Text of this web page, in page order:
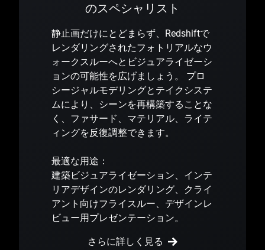
のスペシャリスト
静止画だけにとどまらず、Redshiftで
レンダリングされたフォトリアルなウ
ォークスルーへとビジュアライゼーシ
ョンの可能性を広げましょう。 プロ
シージャルモデリングとテイクシステ
ムにより、シーンを再構築することな
く、ファサード、マテリアル、ライテ
ィングを反復調整できます。
最適な用途：
建築ビジュアライゼーション、インテ
リアデザインのレンダリング、クライ
アント向けフライスルー、デザインレ
ビュー用プレゼンテーション。
さらに詳しく見る